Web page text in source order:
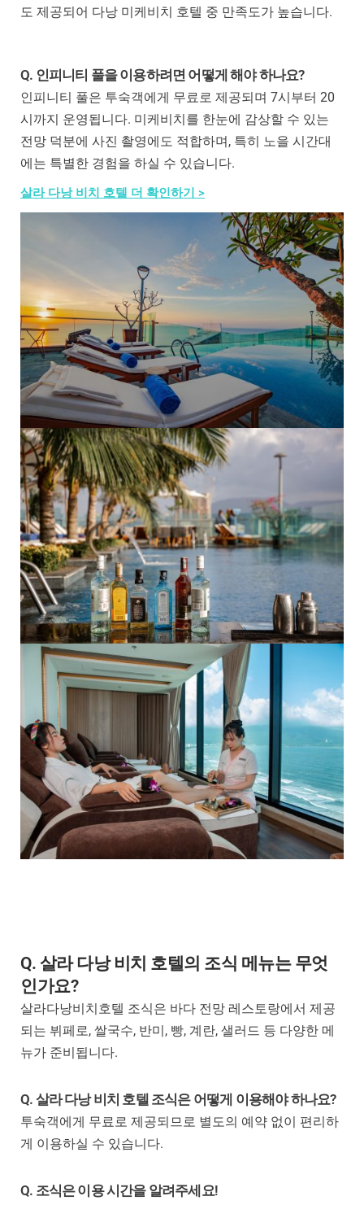
도 제공되어 다낭 미케비치 호텔 중 만족도가 높습니다.
Q. 인피니티 풀을 이용하려면 어떻게 해야 하나요?
인피니티 풀은 투숙객에게 무료로 제공되며 7시부터 20
시까지 운영됩니다. 미케비치를 한눈에 감상할 수 있는
전망 덕분에 사진 촬영에도 적합하며, 특히 노을 시간대
에는 특별한 경험을 하실 수 있습니다.
살라 다낭 비치 호텔 더 확인하기 >
Q. 살라 다낭 비치 호텔의 조식 메뉴는 무엇
인가요?
살라다낭비치호텔 조식은 바다 전망 레스토랑에서 제공
되는 뷔페로, 쌀국수, 반미, 빵, 계란, 샐러드 등 다양한 메
뉴가 준비됩니다.
Q. 살라 다낭 비치 호텔 조식은 어떻게 이용해야 하나요?
투숙객에게 무료로 제공되므로 별도의 예약 없이 편리하
게 이용하실 수 있습니다.
Q. 조식은 이용 시간을 알려주세요!